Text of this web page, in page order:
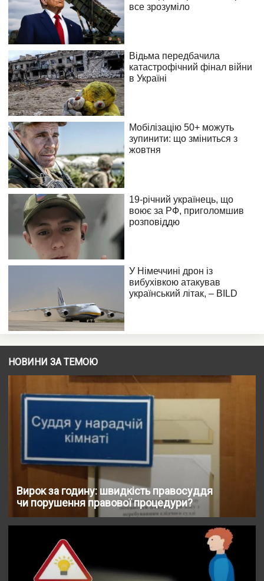
НОВИНИ ЗА ТЕМОЮ
Вирок за годину: швидкість правосуддя
чи порушення правової процедури?